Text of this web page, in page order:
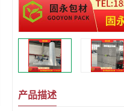
产品描述